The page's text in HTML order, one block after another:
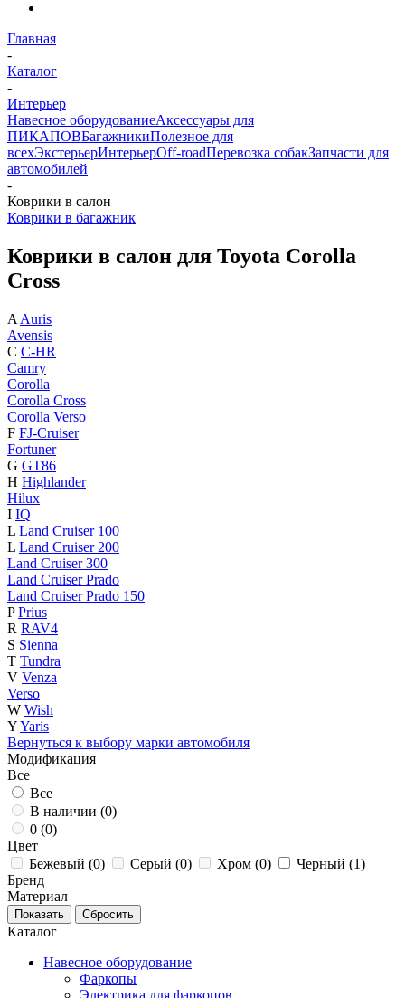
Главная
-
Каталог
-
Интерьер
Навесное оборудованиеАксессуары для
ПИКАПОВБагажникиПолезное для
всехЭкстерьерИнтерьерOff-roadПеревозка собакЗапчасти для
автомобилей
-
Коврики в салон
Коврики в багажник
Коврики в салон для Toyota Corolla
Cross
A Auris
Avensis
C C-HR
Camry
Corolla
Corolla Cross
Corolla Verso
F FJ-Cruiser
Fortuner
G GT86
H Highlander
Hilux
I IQ
L Land Cruiser 100
L Land Cruiser 200
Land Cruiser 300
Land Cruiser Prado
Land Cruiser Prado 150
P Prius
R RAV4
S Sienna
T Tundra
V Venza
Verso
W Wish
YYaris
Вернуться к выбору марки автомобиля
Модификация
Все
Все
В наличии (0)
0 (0)
Цвет
Бежевый (0) Серый (0) Хром (0) Черный (1)
Бренд
Материал
Каталог
Навесное оборудование
Фаркопы
Электрика для фаркопов